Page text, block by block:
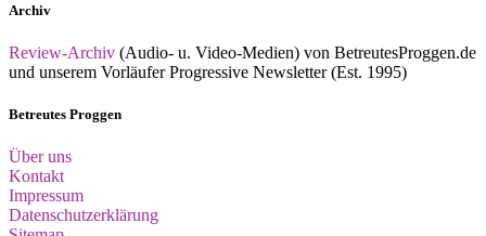
Archiv
Review-Archiv (Audio- u. Video-Medien) von BetreutesProggen.de
und unserem Vorläufer Progressive Newsletter (Est. 1995)
Betreutes Proggen
Über uns
Kontakt
Impressum
Datenschutzerklärung